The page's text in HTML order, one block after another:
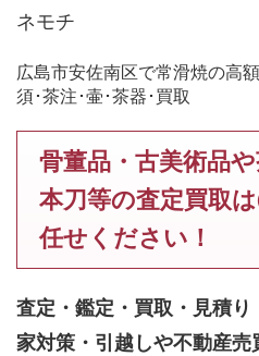
ネモチ
広島市安佐南区で常滑焼の高
須･茶注･壷･茶器･買取
骨董品・古美術品
本刀等の査定買取
任せください！
査定・鑑定・買取・見積り
家対策・引越しや不動産